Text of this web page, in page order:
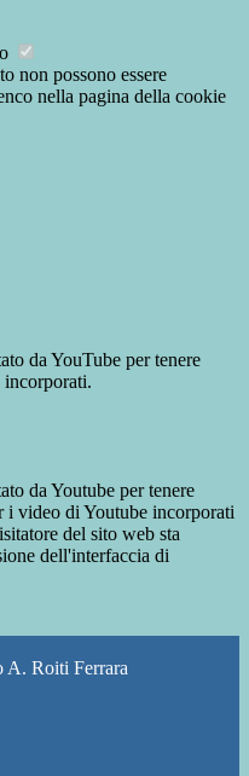
non possono essere
nella pagina della cookie
da YouTube per tenere
da Youtube per tenere
i video di Youtube incorporati
del sito web sta
dell'interfaccia di
A. Roiti Ferrara